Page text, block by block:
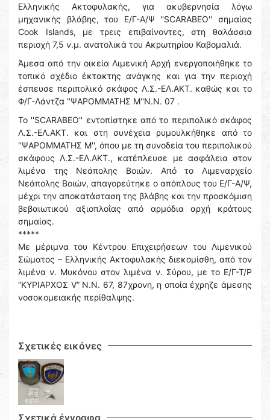
Ελληνικής Ακτοφυλακής, για ακυβερνησία λόγω
μηχανικής βλάβης, του Ε/Γ-Α/Ψ ''SCARABEO'' σημαίας
Cook Islands, με τρεις επιβαίνοντες, στη θαλάσσια
περιοχή 7,5 ν.μ. ανατολικά του Ακρωτηρίου Καβομαλιά.
Άμεσα από την οικεία Λιμενική Αρχή ενεργοποιήθηκε το
τοπικό σχέδιο έκτακτης ανάγκης και για την περιοχή
έσπευσε περιπολικό σκάφος Λ.Σ.-ΕΛ.ΑΚΤ. καθώς και το
Φ/Γ-Λάντζα ''ΨΑΡΟΜΜΑΤΗΣ Μ''Ν.Ν. 07 .
Το ''SCARABEO'' εντοπίστηκε από το περιπολικό σκάφος
Λ.Σ.-ΕΛ.ΑΚΤ. και στη συνέχεια ρυμουλκήθηκε από το
''ΨΑΡΟΜΜΑΤΗΣ Μ'', όπου με τη συνοδεία του περιπολικού
σκάφους Λ.Σ.-ΕΛ.ΑΚΤ., κατέπλευσε με ασφάλεια στον
λιμένα της Νεάπολης Βοιών. Από το Λιμεναρχείο
Νεάπολης Βοιών, απαγορεύτηκε ο απόπλους του Ε/Γ-Α/Ψ,
μέχρι την αποκατάσταση της βλάβης και την προσκόμιση
βεβαιωτικού αξιοπλοΐας από αρμόδια αρχή κράτους
σημαίας.
*****
Με μέριμνα του Κέντρου Επιχειρήσεων του Λιμενικού
Σώματος – Ελληνικής Ακτοφυλακής διεκομίσθη, από τον
λιμένα ν. Μυκόνου στον λιμένα ν. Σύρου, με το Ε/Γ-Τ/Ρ
“ΚΥΡΙΑΡΧΟΣ V” Ν.N. 67, 87χρονη, η οποία έχρηζε άμεσης
νοσοκομειακής περίθαλψης.
Σχετικές εικόνες